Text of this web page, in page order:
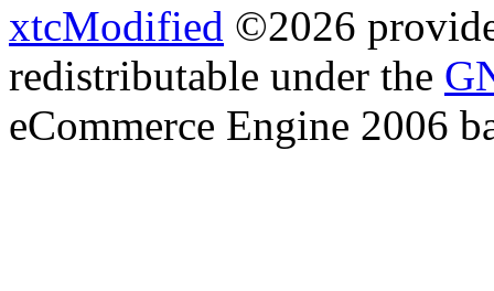
xtcModified ©2026
redistributable under the
eCommerce Engine 2006